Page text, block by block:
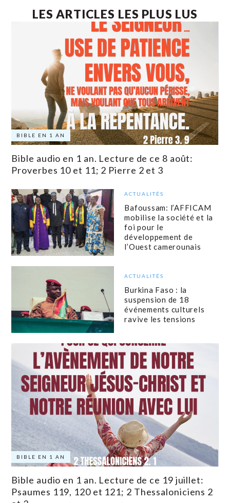
LES ARTICLES LES PLUS LUS
BIBLE EN 1 AN
Bible audio en 1 an. Lecture de ce 8 août:
Proverbes 10 et 11; 2 Pierre 2 et 3
ACTUALITÉS
Bafoussam: l’AFFICAM
mobilise la société et la
foi pour le
développement de
l’Ouest camerounais
ACTUALITÉS
Burkina Faso : la
suspension de 18
événements culturels
ravive les tensions
BIBLE EN 1 AN
Bible audio en 1 an. Lecture de ce 19 juillet:
Psaumes 119, 120 et 121; 2 Thessaloniciens 2